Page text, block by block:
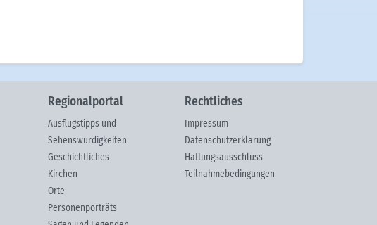
Regionalportal
Ausflugstipps und
Sehenswürdigkeiten
Geschichtliches
Kirchen
Orte
Personenporträts
Rechtliches
Impressum
Datenschutzerklärung
Haftungsausschluss
Teilnahmebedingungen